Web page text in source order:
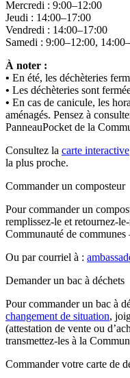
Mercredi : 9:00–12:00
Jeudi : 14:00–17:00
Vendredi : 14:00–17:00
Samedi : 9:00–12:00,
À noter :
• En été, les déchèteries
• Les déchèteries sont
• En cas de canicule, les
aménagés. Pensez à
PanneauPocket de la
Consultez la carte interactive
la plus proche.
Commander un composteur
Pour commander un
remplissez-le et retournez-
Communauté de
Ou par courriel à :
Demander un bac à déchets
Pour commander un bac à
changement de situation,
(attestation de vente ou
transmettez-les à la
Commander votre carte de